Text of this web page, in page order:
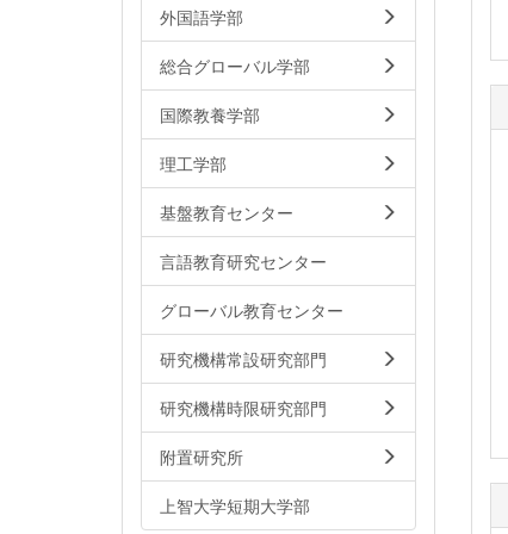
外国語学部
総合グローバル学部
国際教養学部
理工学部
基盤教育センター
言語教育研究センター
グローバル教育センター
研究機構常設研究部門
研究機構時限研究部門
附置研究所
上智大学短期大学部